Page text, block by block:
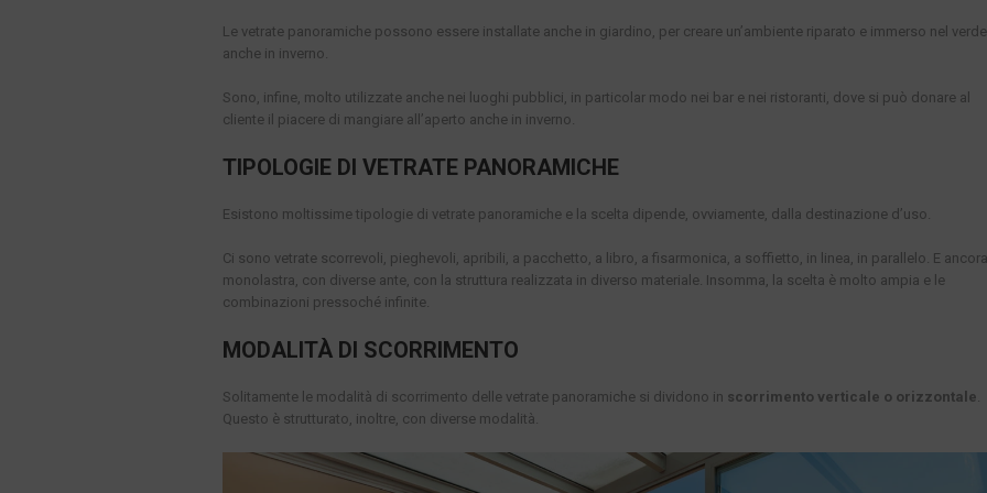
Le vetrate panoramiche possono essere installate anche in giardino, per creare un’ambiente riparato e immerso nel verde
anche in inverno.
Sono, infine, molto utilizzate anche nei luoghi pubblici, in particolar modo nei bar e nei ristoranti, dove si può donare al
cliente il piacere di mangiare all’aperto anche in inverno.
TIPOLOGIE DI VETRATE PANORAMICHE
Esistono moltissime tipologie di vetrate panoramiche e la scelta dipende, ovviamente, dalla destinazione d’uso.
Ci sono vetrate scorrevoli, pieghevoli, apribili, a pacchetto, a libro, a fisarmonica, a soffietto, in linea, in parallelo. E ancora
monolastra, con diverse ante, con la struttura realizzata in diverso materiale. Insomma, la scelta è molto ampia e le
combinazioni pressoché infinite.
MODALITÀ DI SCORRIMENTO
Solitamente le modalità di scorrimento delle vetrate panoramiche si dividono in scorrimento verticale o orizzontale
Questo è strutturato, inoltre, con diverse modalità.